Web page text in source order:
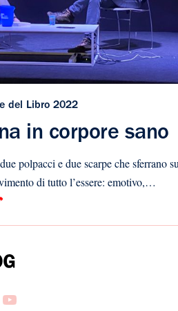
del Libro 2022
in corpore sano
polpacci e due scarpe che sferrano
di tutto l’essere: emotivo,…